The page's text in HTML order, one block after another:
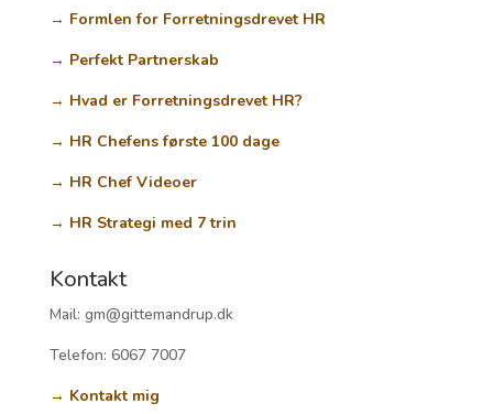
→ Formlen for Forretningsdrevet HR
→ Perfekt Partnerskab
→ Hvad er Forretningsdrevet HR?
→ HR Chefens første 100 dage
→ HR Chef Videoer
→ HR Strategi med 7 trin
Kontakt
Mail: gm@gittemandrup.dk
Telefon: 6067 7007
→ Kontakt mig